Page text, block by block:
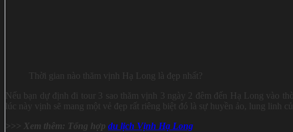
Thời gian nào thăm vịnh Hạ Long là đẹp nhất?
Nếu bạn dự định đi tour 3 sao thăm vịnh 3 ngày 2 đêm đến Hạ Long vào
lúc này vịnh sẽ mang một vẻ đẹp rất riêng biệt đó là sự huyền ảo, lung linh
>>> Xem thêm: Tổng hợp du lịch Vịnh Hạ Long